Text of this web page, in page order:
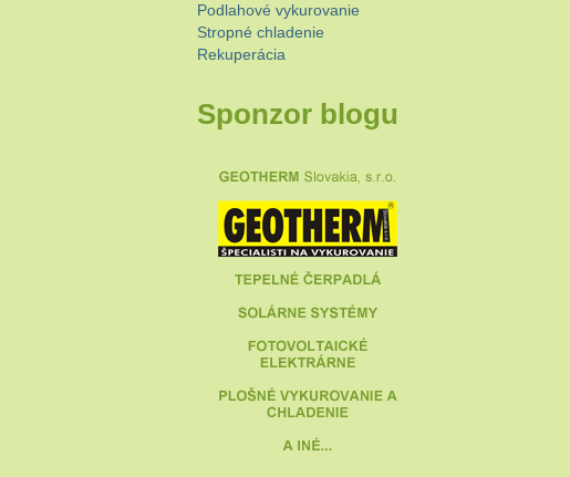
Podlahové vykurovanie
Stropné chladenie
Rekuperácia
Sponzor blogu